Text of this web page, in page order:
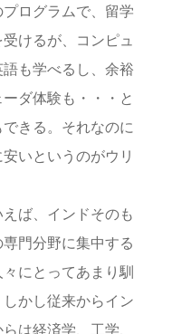
ログラムで、留学
けるが、コンピュ
も学べるし、余裕
ダ体験も・・・と
きる。それなのに
いというのがウリ
ば、インドそのも
門分野に集中する
にとってあまり馴
かし従来からイン
は経済学、工学、